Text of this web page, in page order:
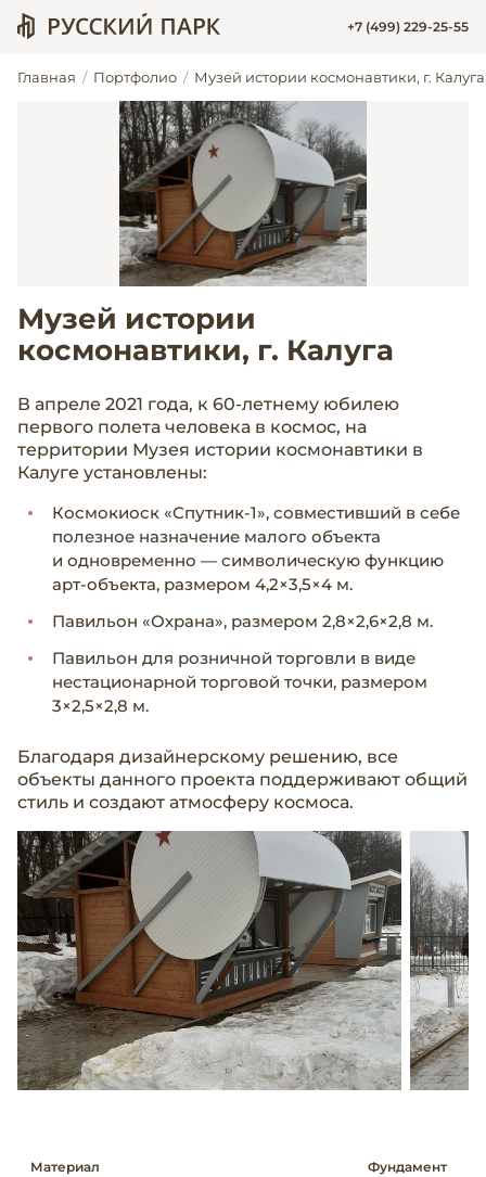
+7 (499) 229-25-55
Главная Портфолио Музей истории космонавтики, г. Калуга
Музей истории
космонавтики, г. Калуга
В апреле 2021 года, к 60-летнему юбилею
первого полета человека в космос, на
территории Музея истории космонавтики в
Калуге установлены:
Космокиоск «Спутник-1», совместивший в себе
полезное назначение малого объекта
и одновременно — символическую функцию
арт-объекта, размером 4,2×3,5×4 м.
Павильон «Охрана», размером 2,8×2,6×2,8 м.
Павильон для розничной торговли в виде
нестационарной торговой точки, размером
3×2,5×2,8 м.
Благодаря дизайнерскому решению, все
объекты данного проекта поддерживают общий
стиль и создают атмосферу космоса.
Материал Фундамент